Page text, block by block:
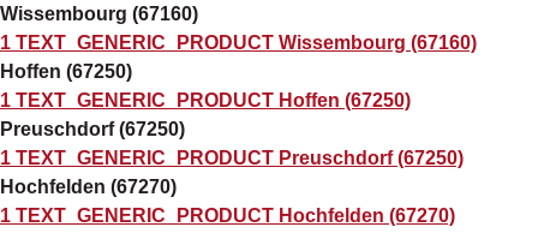
Wissembourg (67160)
1 TEXT_GENERIC_PRODUCT Wissembourg (67160)
Hoffen (67250)
1 TEXT_GENERIC_PRODUCT Hoffen (67250)
Preuschdorf (67250)
1 TEXT_GENERIC_PRODUCT Preuschdorf (67250)
Hochfelden (67270)
1 TEXT_GENERIC_PRODUCT Hochfelden (67270)